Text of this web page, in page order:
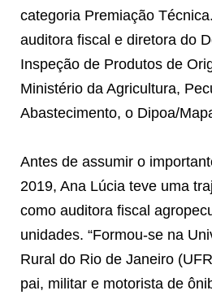
categoria Premiação
auditora fiscal e diretora do
Inspeção de Produtos de
Ministério da Agricultura,
Abastecimento, o Dipoa/
Antes de assumir o
2019, Ana Lúcia teve uma
como auditora fiscal
unidades. “Formou-se na
Rural do Rio de Janeiro
pai, militar e motorista de